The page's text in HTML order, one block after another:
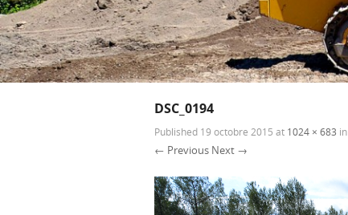
DSC_0194
Published 19 octobre 2015 at 1024 × 683 in
← Previous Next →